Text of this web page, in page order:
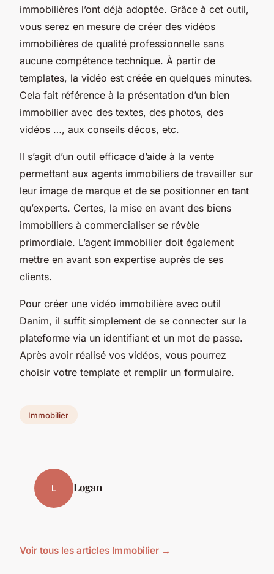
immobilières l’ont déjà adoptée. Grâce à cet outil,
vous serez en mesure de créer des vidéos
immobilières de qualité professionnelle sans
aucune compétence technique. À partir de
templates, la vidéo est créée en quelques minutes.
Cela fait référence à la présentation d’un bien
immobilier avec des textes, des photos, des
vidéos …, aux conseils décos, etc.
Il s’agit d’un outil efficace d’aide à la vente
permettant aux agents immobiliers de travailler sur
leur image de marque et de se positionner en tant
qu’experts. Certes, la mise en avant des biens
immobiliers à commercialiser se révèle
primordiale. L’agent immobilier doit également
mettre en avant son expertise auprès de ses
clients.
Pour créer une vidéo immobilière avec outil
Danim, il suffit simplement de se connecter sur la
plateforme via un identifiant et un mot de passe.
Après avoir réalisé vos vidéos, vous pourrez
choisir votre template et remplir un formulaire.
Immobilier
L Logan
Voir tous les articles Immobilier →